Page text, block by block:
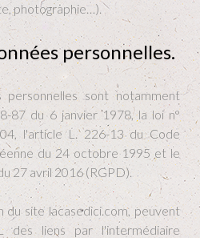
photographie…).
personnelles.
personnelles sont notamment
87 du 6 janvier 1978, la loi n°
l'article L. 226-13 du Code
du 24 octobre 1995 et le
27 avril 2016 (RGPD).
du site lacasedici.com, peuvent
des liens par l'intermédiaire